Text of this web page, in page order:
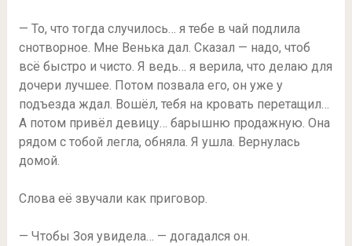
— То, что тогда случилось… я тебе в чай подлила
снотворное. Мне Венька дал. Сказал — надо, чтоб
всё быстро и чисто. Я ведь… я верила, что делаю для
дочери лучшее. Потом позвала его, он уже у
подъезда ждал. Вошёл, тебя на кровать перетащил…
А потом привёл девицу… барышню продажную. Она
рядом с тобой легла, обняла. Я ушла. Вернулась
домой.
Слова её звучали как приговор.
— Чтобы Зоя увидела… — догадался он.